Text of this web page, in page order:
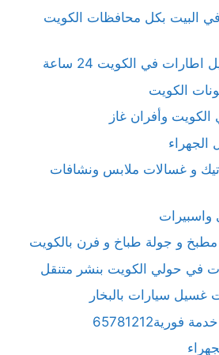
البيت بكل محافظات الكويت
في الكويت 24 ساعة
الكويت
وأفران غاز
الجهراء
و غسالات ملابس ونشافات
و جولة طباخ و فرن بالكويت
في حولي الكويت بنشر متنقل
غسيل سيارات بالبخار